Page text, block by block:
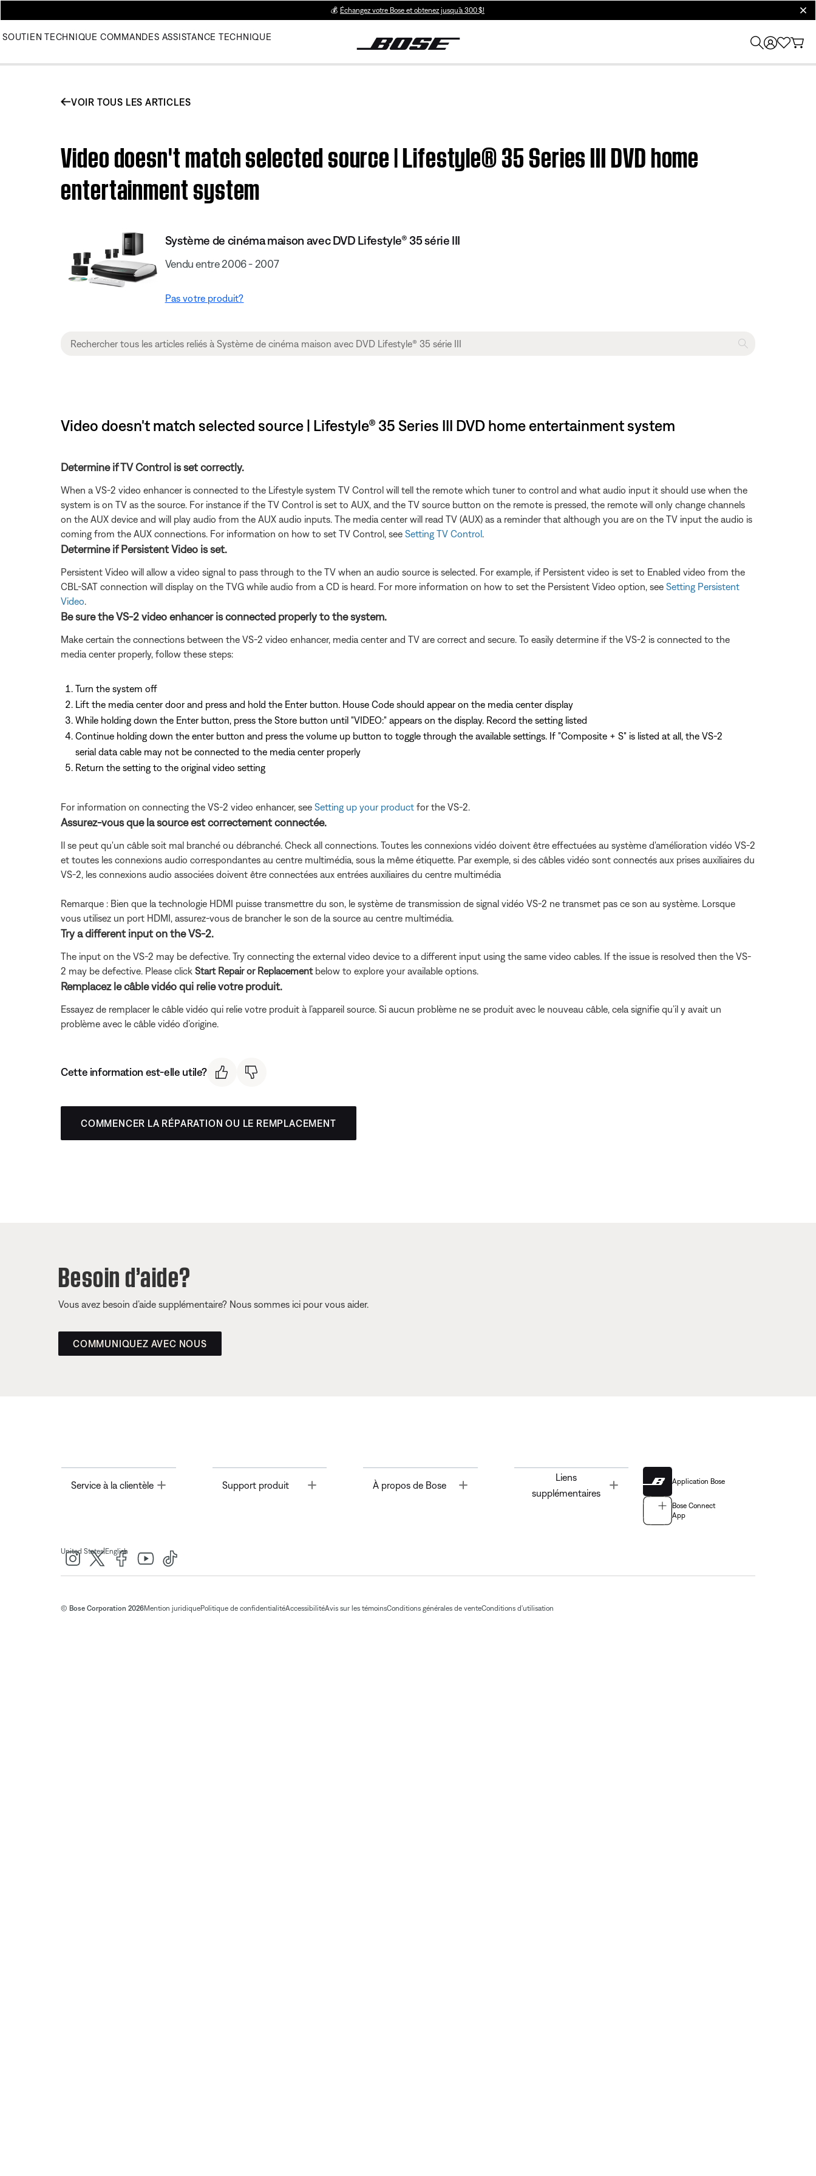
💰 Échangez votre Bose et obtenez jusqu’à 300 $!
SOUTIEN TECHNIQUE COMMANDES ASSISTANCE TECHNIQUE
VOIR TOUS LES ARTICLES
Video doesn't match selected source | Lifestyle® 35 Series III DVD home
entertainment system
Système de cinéma maison avec DVD Lifestyle® 35 série III
Vendu entre 2006 - 2007
Pas votre produit?
Video doesn't match selected source | Lifestyle® 35 Series III DVD home entertainment system
Determine if TV Control is set correctly.
When a VS-2 video enhancer is connected to the Lifestyle system TV Control will tell the remote which tuner to control and what audio input it should use when the
system is on TV as the source. For instance if the TV Control is set to AUX, and the TV source button on the remote is pressed, the remote will only change channels
on the AUX device and will play audio from the AUX audio inputs. The media center will read TV (AUX) as a reminder that although you are on the TV input the audio is
coming from the AUX connections. For information on how to set TV Control, see Setting TV Control
Determine if Persistent Video is set.
Persistent Video will allow a video signal to pass through to the TV when an audio source is selected. For example, if Persistent video is set to Enabled video from the
CBL-SAT connection will display on the TVG while audio from a CD is heard. For more information on how to set the Persistent Video option, see Setting Persistent
Video
Be sure the VS-2 video enhancer is connected properly to the system.
Make certain the connections between the VS-2 video enhancer, media center and TV are correct and secure. To easily determine if the VS-2 is connected to the
media center properly, follow these steps:
Turn the system off
Lift the media center door and press and hold the Enter button. House Code should appear on the media center display
While holding down the Enter button, press the Store button until "VIDEO:" appears on the display. Record the setting listed
Continue holding down the enter button and press the volume up button to toggle through the available settings. If "Composite + S" is listed at all, the VS-2
serial data cable may not be connected to the media center properly
Return the setting to the original video setting
For information on connecting the VS-2 video enhancer, see Setting up your product for the VS-2.
Assurez-vous que la source est correctement connectée.
Il se peut qu'un câble soit mal branché ou débranché. Check all connections. Toutes les connexions vidéo doivent être effectuées au système d'amélioration vidéo VS-2
et toutes les connexions audio correspondantes au centre multimédia, sous la même étiquette. Par exemple, si des câbles vidéo sont connectés aux prises auxiliaires du
VS-2, les connexions audio associées doivent être connectées aux entrées auxiliaires du centre multimédia
Remarque : Bien que la technologie HDMI puisse transmettre du son, le système de transmission de signal vidéo VS-2 ne transmet pas ce son au système. Lorsque
vous utilisez un port HDMI, assurez-vous de brancher le son de la source au centre multimédia.
Try a different input on the VS-2.
The input on the VS-2 may be defective. Try connecting the external video device to a different input using the same video cables. If the issue is resolved then the VS-
2 may be defective. Please click Start Repair or Replacement below to explore your available options.
Remplacez le câble vidéo qui relie votre produit.
Essayez de remplacer le câble vidéo qui relie votre produit à l’appareil source. Si aucun problème ne se produit avec le nouveau câble, cela signifie qu’il y avait un
problème avec le câble vidéo d’origine.
Cette information est-elle utile?
COMMENCER LA RÉPARATION OU LE REMPLACEMENT
Besoin d’aide?
Vous avez besoin d’aide supplémentaire? Nous sommes ici pour vous aider.
COMMUNIQUEZ AVEC NOUS
Service à la clientèle Toggle Support produit À propos de Bose Toggle
Liens
supplémentaires
Application Bose
Bose Connect
App
United States| English
© Bose Corporation 2026Mention juridiquePolitique de confidentialitéAccessibilitéAvis sur les témoinsConditions générales de venteConditions d'utilisation